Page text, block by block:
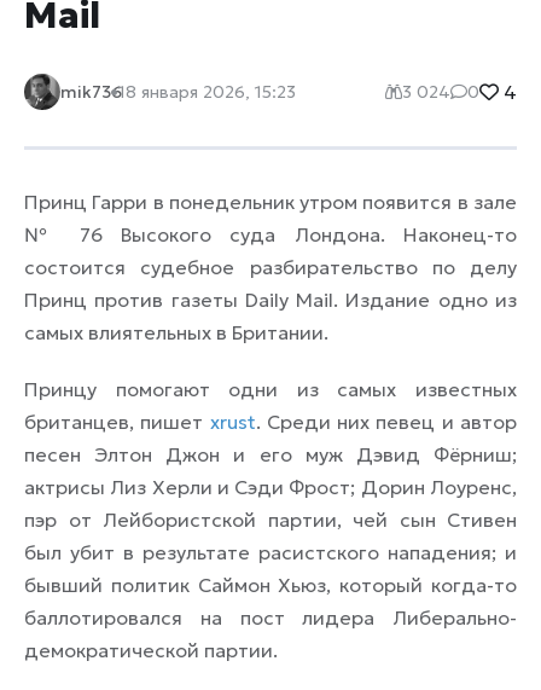
Mail
mik73618 января 2026, 15:23 3 024 0 4
Принц Гарри в понедельник утром появится в зале
№ 76 Высокого суда Лондона. Наконец-то
состоится судебное разбирательство по делу
Принц против газеты Daily Mail. Издание одно из
самых влиятельных в Британии.
Принцу помогают одни из самых известных
британцев, пишет xrust. Среди них певец и автор
песен Элтон Джон и его муж Дэвид Фёрниш;
актрисы Лиз Херли и Сэди Фрост; Дорин Лоуренс,
пэр от Лейбористской партии, чей сын Стивен
был убит в результате расистского нападения; и
бывший политик Саймон Хьюз, который когда-то
баллотировался на пост лидера Либерально-
демократической партии.